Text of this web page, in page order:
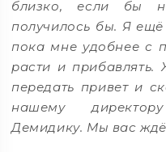
близко, если бы
получилось бы. Я ещё
пока мне удобнее с
расти и
передать привет и
нашему
Демидику. Мы вас